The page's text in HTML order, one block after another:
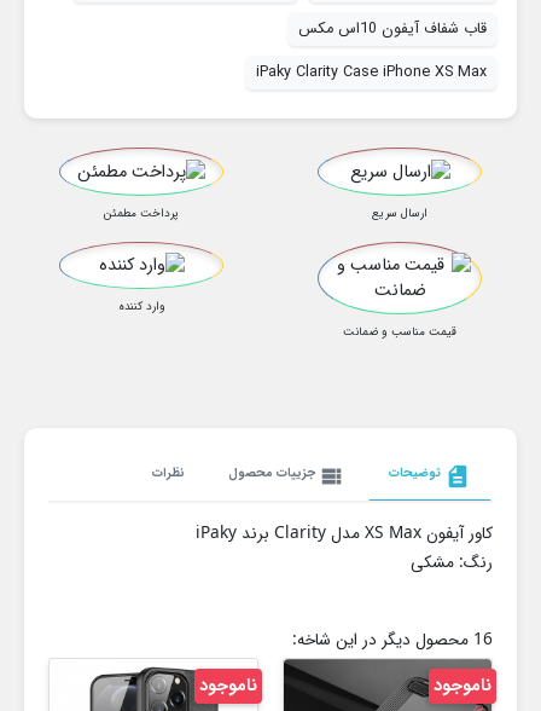
قاب شفاف آیفون 10اس مکس
iPaky Clarity Case iPhone XS Max
ارسال سریع پرداخت مطمئن
قیمت مناسب و ضمانت
وارد کننده
description توضیحات view_list جزییات محصول نظرات
کاور آیفون XS Max مدل Clarity برند iPaky
رنگ: مشکی
16 محصول دیگر در این شاخه:
ناموجود ناموجود